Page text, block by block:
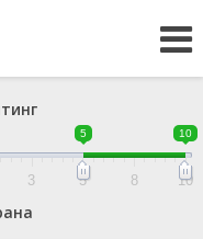
5 10
3 5 8 10